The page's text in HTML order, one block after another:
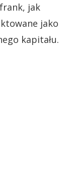
jak
jako
kapitału.